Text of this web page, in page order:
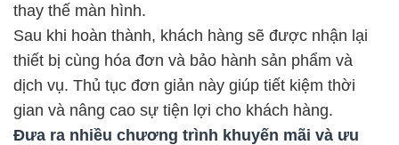
thay thế màn hình.
Sau khi hoàn thành, khách hàng sẽ được nhận lại
thiết bị cùng hóa đơn và bảo hành sản phẩm và
dịch vụ. Thủ tục đơn giản này giúp tiết kiệm thời
gian và nâng cao sự tiện lợi cho khách hàng.
Đưa ra nhiều chương trình khuyến mãi và ưu